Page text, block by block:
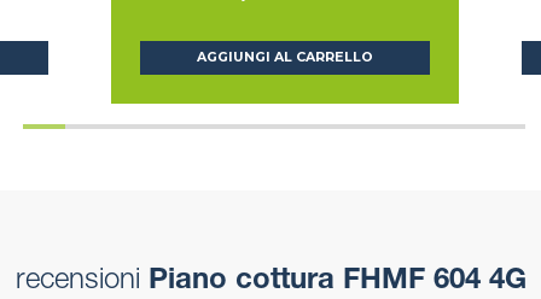
AGGIUNGI AL CARRELLO
recensioni Piano cottura FHMF 604 4G